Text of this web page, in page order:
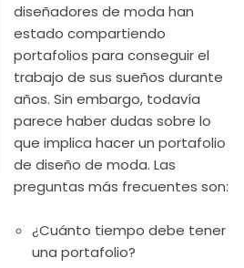
diseñadores de moda han
estado compartiendo
portafolios para conseguir el
trabajo de sus sueños durante
años. Sin embargo, todavía
parece haber dudas sobre lo
que implica hacer un portafolio
de diseño de moda. Las
preguntas más frecuentes son:
¿Cuánto tiempo debe tener
una portafolio?